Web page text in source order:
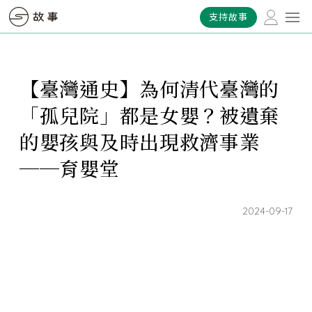
支持故事
【臺灣通史】為何清代臺灣的
「孤兒院」都是女嬰？被遺棄
的嬰孩與及時出現救濟事業
──育嬰堂
2024-09-17